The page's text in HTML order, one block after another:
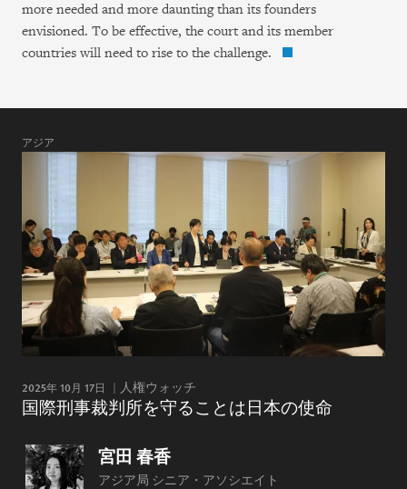
more needed and more daunting than its founders
envisioned. To be effective, the court and its member
countries will need to rise to the challenge.
アジア
2025年 10月 17日 人権ウォッチ
国際刑事裁判所を守ることは日本の使命
宮田 春香
アジア局 シニア・アソシエイト